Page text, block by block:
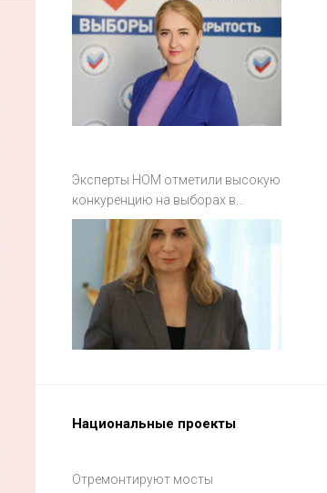
Эксперты НОМ отметили высокую
конкуренцию на выборах в
Смоленской области
Национальные проекты
Отремонтируют мосты